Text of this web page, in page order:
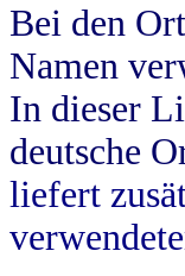
Bei den
Namen
In dieser
deutsche
liefert